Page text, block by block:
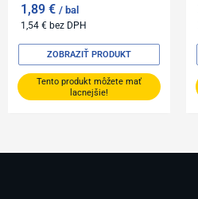
1,89€ bal
1,54€ bez DPH
Tento produkt môžete mať
lacnejšie!
ZOBRAZIŤ PRODUKT